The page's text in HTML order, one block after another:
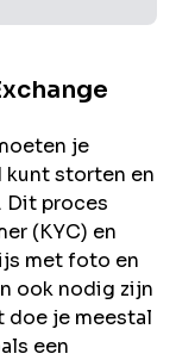
je
storten en
Dit proces
(KYC) en
met foto en
ook nodig zijn
doe je meestal
een